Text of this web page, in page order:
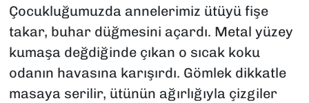
Çocukluğumuzda annelerimiz ütüyü fişe
takar, buhar düğmesini açardı. Metal yüzey
kumaşa değdiğinde çıkan o sıcak koku
odanın havasına karışırdı. Gömlek dikkatle
masaya serilir, ütünün ağırlığıyla çizgiler